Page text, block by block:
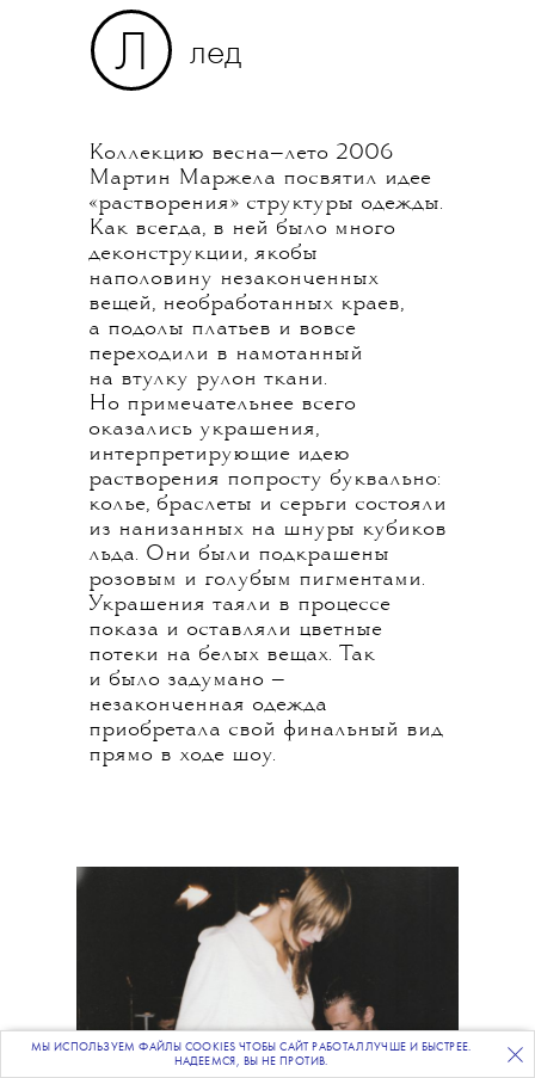
ПОДПИСЫВАЙТЕСЬНА НАШУ ВЕЧЕРНЮЮ РАССЫЛКУ
Л лед
Коллекцию весна—лето 2006
Мартин Маржела посвятил идее
«растворения» структуры одежды.
Как всегда, в ней было много
деконструкции, якобы
наполовину незаконченных
вещей, необработанных краев,
а подолы платьев и вовсе
переходили в намотанный
на втулку рулон ткани.
Но примечательнее всего
оказались украшения,
интерпретирующие идею
растворения попросту буквально:
колье, браслеты и серьги состояли
из нанизанных на шнуры кубиков
льда. Они были подкрашены
розовым и голубым пигментами.
Украшения таяли в процессе
показа и оставляли цветные
потеки на белых вещах. Так
и было задумано —
незаконченная одежда
приобретала свой финальный вид
прямо в ходе шоу.
МЫ ИСПОЛЬЗУЕМ ФАЙЛЫ COOKIES ЧТОБЫ САЙТ РАБОТАЛ ЛУЧШЕ И БЫСТРЕЕ.
НАДЕЕМСЯ, ВЫ НЕ ПРОТИВ.